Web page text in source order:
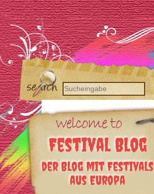
Festival Blog
der Blog mit Festivals
aus Europa